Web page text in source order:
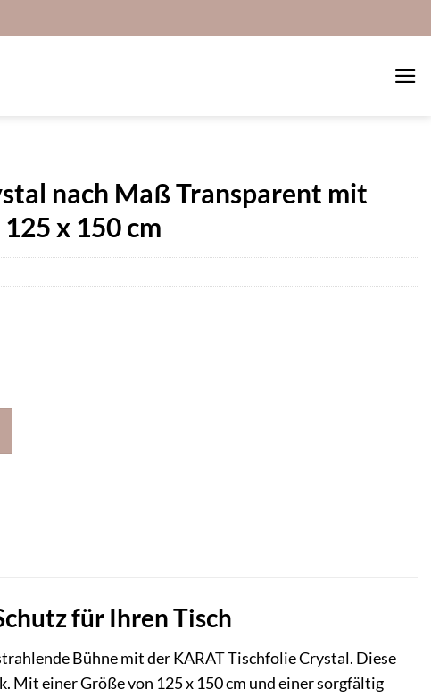
nach Maß Transparent mit
x 150 cm
für Ihren Tisch
Bühne mit der KARAT Tischfolie Crystal. Diese
Mit einer Größe von 125 x 150 cm und einer sorgfältig